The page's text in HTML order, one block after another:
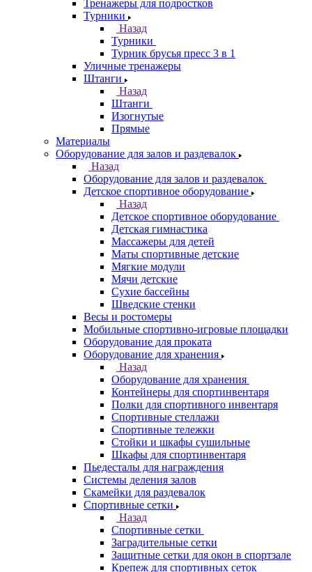
Тренажеры для подростков
Турники
Назад
Турники
Турник брусья пресс 3 в 1
Уличные тренажеры
Штанги
Назад
Штанги
Изогнутые
Прямые
Материалы
Оборудование для залов и раздевалок
Назад
Оборудование для залов и раздевалок
Детское спортивное оборудование
Назад
Детское спортивное оборудование
Детская гимнастика
Массажеры для детей
Маты спортивные детские
Мягкие модули
Мячи детские
Сухие бассейны
Шведские стенки
Весы и ростомеры
Мобильные спортивно-игровые площадки
Оборудование для проката
Оборудование для хранения
Назад
Оборудование для хранения
Контейнеры для спортинвентаря
Полки для спортивного инвентаря
Спортивные стеллажи
Спортивные тележки
Стойки и шкафы сушильные
Шкафы для спортинвентаря
Пьедесталы для награждения
Системы деления залов
Скамейки для раздевалок
Спортивные сетки
Назад
Спортивные сетки
Заградительные сетки
Защитные сетки для окон в спортзале
Крепеж для спортивных сеток